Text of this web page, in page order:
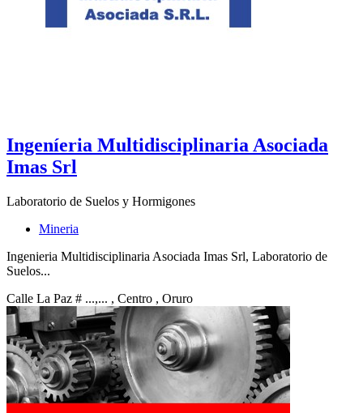
Ingeníeria Multidisciplinaria Asociada
Imas Srl
Laboratorio de Suelos y Hormigones
Mineria
Ingenieria Multidisciplinaria Asociada Imas Srl, Laboratorio de
Suelos...
Calle La Paz # ...,... , Centro , Oruro